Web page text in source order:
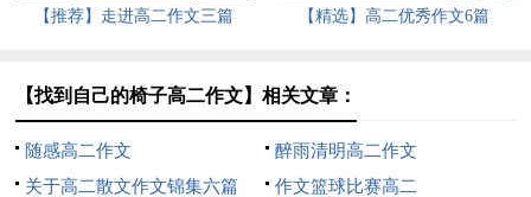
【推荐】走进高二作文三篇 【精选】高二优秀作文6篇
【找到自己的椅子高二作文】相关文章：
随感高二作文
醉雨清明高二作文
关于高二散文作文锦集六篇
作文篮球比赛高二